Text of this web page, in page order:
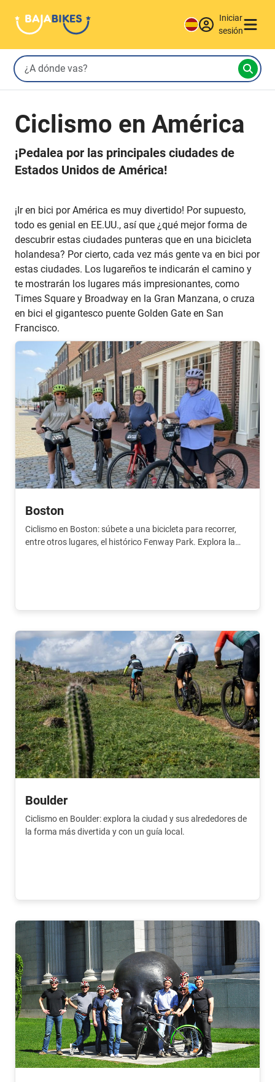
Iniciar
sesión
Ciclismo en América
¡Pedalea por las principales ciudades de
Estados Unidos de América!
¡Ir en bici por América es muy divertido! Por supuesto,
todo es genial en EE.UU., así que ¿qué mejor forma de
descubrir estas ciudades punteras que en una bicicleta
holandesa? Por cierto, cada vez más gente va en bici por
estas ciudades. Los lugareños te indicarán el camino y
te mostrarán los lugares más impresionantes, como
Times Square y Broadway en la Gran Manzana, o cruza
en bici el gigantesco puente Golden Gate en San
Francisco.
Boston
Ciclismo en Boston: súbete a una bicicleta para recorrer,
entre otros lugares, el histórico Fenway Park. Explora la
Boulder
Ciclismo en Boulder: explora la ciudad y sus alrededores de
la forma más divertida y con un guía local.